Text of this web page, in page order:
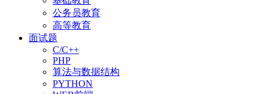
公务员教育
高等教育
面试题
C/C++
PHP
算法与数据结构
PYTHON